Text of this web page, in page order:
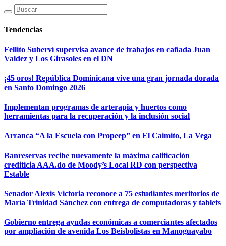
Tendencias
Fellito Suberví supervisa avance de trabajos en cañada Juan
Valdez y Los Girasoles en el DN
¡45 oros! República Dominicana vive una gran jornada dorada
en Santo Domingo 2026
Implementan programas de arterapia y huertos como
herramientas para la recuperación y la inclusión social
Arranca “A la Escuela con Propeep” en El Caimito, La Vega
Banreservas recibe nuevamente la máxima calificación
crediticia AAA.do de Moody’s Local RD con perspectiva
Estable
Senador Alexis Victoria reconoce a 75 estudiantes meritorios de
María Trinidad Sánchez con entrega de computadoras y tablets
Gobierno entrega ayudas económicas a comerciantes afectados
por ampliación de avenida Los Beisbolistas en Manoguayabo